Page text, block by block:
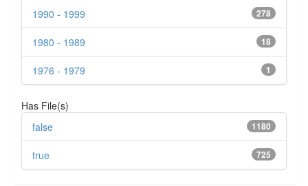
278
1990 - 1999
18
1980 - 1989
1
1976 - 1979
Has File(s)
1180
false
725
true